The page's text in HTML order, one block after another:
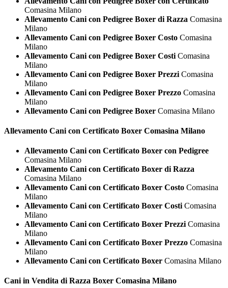
Comasina Milano
Allevamento Cani con Pedigree Boxer di Razza Comasina
Milano
Allevamento Cani con Pedigree Boxer Costo Comasina
Milano
Allevamento Cani con Pedigree Boxer Costi Comasina
Milano
Allevamento Cani con Pedigree Boxer Prezzi Comasina
Milano
Allevamento Cani con Pedigree Boxer Prezzo Comasina
Milano
Allevamento Cani con Pedigree Boxer Comasina Milano
Allevamento Cani con Certificato Boxer Comasina Milano
Allevamento Cani con Certificato Boxer con Pedigree
Comasina Milano
Allevamento Cani con Certificato Boxer di Razza
Comasina Milano
Allevamento Cani con Certificato Boxer Costo Comasina
Milano
Allevamento Cani con Certificato Boxer Costi Comasina
Milano
Allevamento Cani con Certificato Boxer Prezzi Comasina
Milano
Allevamento Cani con Certificato Boxer Prezzo Comasina
Milano
Allevamento Cani con Certificato Boxer Comasina Milano
Cani in Vendita di Razza Boxer Comasina Milano